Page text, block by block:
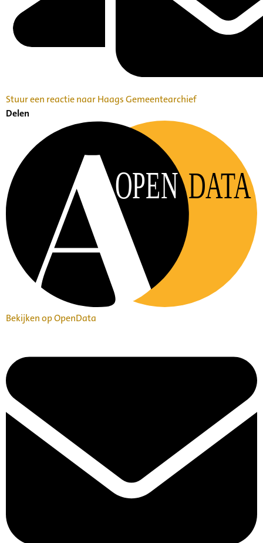
Stuur een reactie naar Haags Gemeentearchief
Delen
OPEN DATA
Bekijken op OpenData